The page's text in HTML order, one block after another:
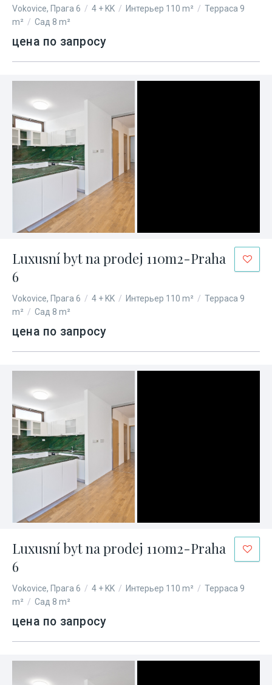
Vokovice, Прага 6 / 4 + KK / Интерьер 110 m² / Терраса 9
m² / Сад 8 m²
цена по запросу
Luxusní byt na prodej 110m2-Praha
6
Vokovice, Прага 6 / 4 + KK / Интерьер 110 m² / Терраса 9
m² / Сад 8 m²
цена по запросу
Luxusní byt na prodej 110m2-Praha
6
Vokovice, Прага 6 / 4 + KK / Интерьер 110 m² / Терраса 9
m² / Сад 8 m²
цена по запросу